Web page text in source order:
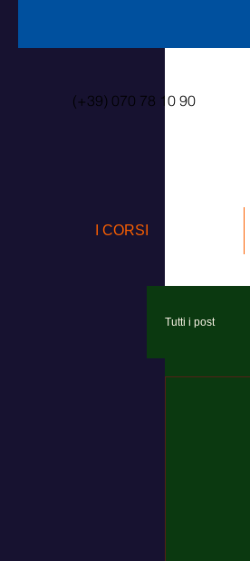
(+39) 070 78 10 90
I CORSI
Tutti i post